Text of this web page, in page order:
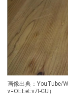
画像出典：YouTube/
v=OEEeEv7I-GU）